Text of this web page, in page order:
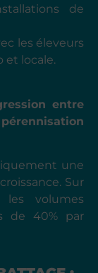
de
les éleveurs
et locale.
entre
une
Sur
volumes
de 40% par